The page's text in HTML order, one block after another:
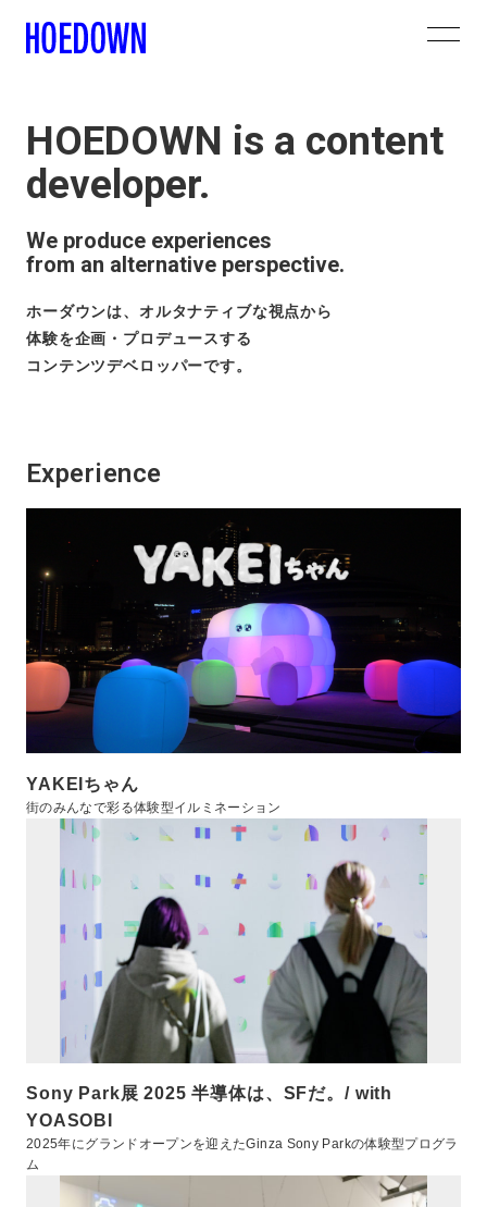
HOEDOWN is a content
developer.
We produce experiences
from an alternative perspective.
ホーダウンは、オルタナティブな視点から
体験を企画・プロデュースする
コンテンツデベロッパーです。
Experience
YAKEIちゃん
街のみんなで彩る体験型イルミネーション
Sony Park展 2025 半導体は、SFだ。/ with
YOASOBI
2025年にグランドオープンを迎えたGinza Sony Parkの体験型プログラ
ム